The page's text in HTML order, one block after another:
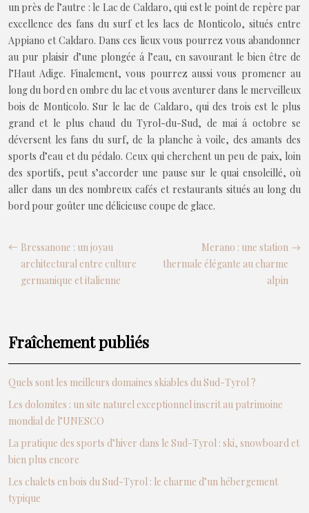
un près de l’autre : le Lac de Caldaro, qui est le point de repère par
excellence des fans du surf et les lacs de Monticolo, situés entre
Appiano et Caldaro. Dans ces lieux vous pourrez vous abandonner
au pur plaisir d’une plongée á l’eau, en savourant le bien être de
l’Haut Adige. Finalement, vous pourrez aussi vous promener au
long du bord en ombre du lac et vous aventurer dans le merveilleux
bois de Monticolo. Sur le lac de Caldaro, qui des trois est le plus
grand et le plus chaud du Tyrol-du-Sud, de mai á octobre se
déversent les fans du surf, de la planche à voile, des amants des
sports d’eau et du pédalo. Ceux qui cherchent un peu de paix, loin
des sportifs, peut s’accorder une pause sur le quai ensoleillé, où
aller dans un des nombreux cafés et restaurants situés au long du
bord pour goûter une délicieuse coupe de glace.
Bressanone : un joyau
architectural entre culture
germanique et italienne
Merano : une station
thermale élégante au charme
alpin
Fraîchement publiés
Quels sont les meilleurs domaines skiables du Sud-Tyrol ?
Les dolomites : un site naturel exceptionnel inscrit au patrimoine
mondial de l’UNESCO
La pratique des sports d’hiver dans le Sud-Tyrol : ski, snowboard et
bien plus encore
Les chalets en bois du Sud-Tyrol : le charme d’un hébergement
typique